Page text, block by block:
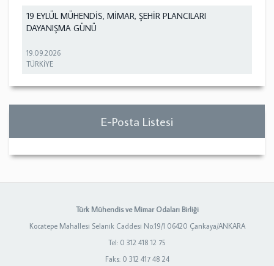
19 EYLÜL MÜHENDİS, MİMAR, ŞEHİR PLANCILARI
DAYANIŞMA GÜNÜ
19.09.2026
TÜRKİYE
E-Posta Listesi
Türk Mühendis ve Mimar Odaları Birliği
Kocatepe Mahallesi Selanik Caddesi No:19/1 06420 Çankaya/ANKARA
Tel: 0 312 418 12 75
Faks: 0 312 417 48 24